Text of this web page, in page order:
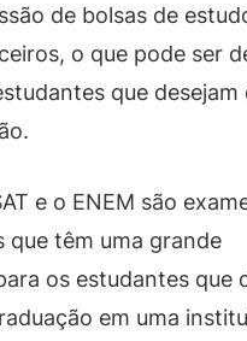
de bolsas de
o que pode ser
que desejam
e o ENEM são
que têm uma grande
os estudantes que
em uma